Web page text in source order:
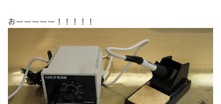
おーーーーー！！！！！